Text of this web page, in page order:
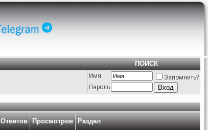
ПОИСК
Имя
Запомнить?
Пароль
Ответов Просмотров Раздел